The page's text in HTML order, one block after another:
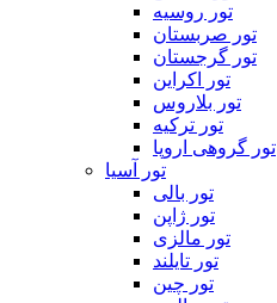
تور روسیه
تور صربستان
تور گرجستان
تور اکراین
تور بلاروس
تور ترکیه
تور گروهی اروپا
تور آسیا
تور بالی
تور ژاپن
تور مالزی
تور تایلند
تور چین